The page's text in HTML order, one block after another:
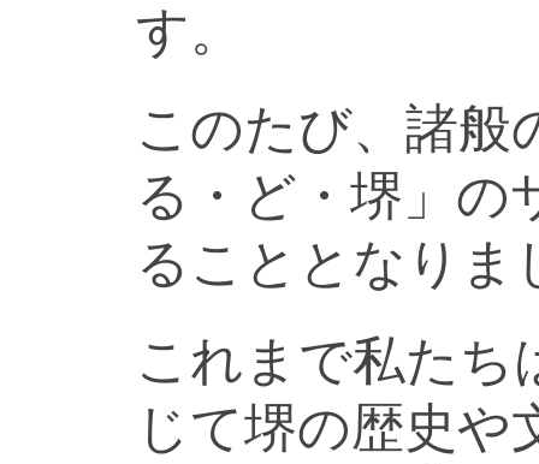
す。
このたび、諸般
る・ど・堺」の
ることとなりま
これまで私たち
じて堺の歴史や